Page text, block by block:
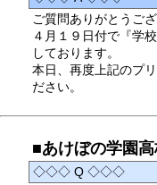
ご質問ありがとうござ
４月１９日付で『学
しております。
本日、再度上記のプ
ださい。
■あけぼの学園
◇◇◇ Q ◇◇◇